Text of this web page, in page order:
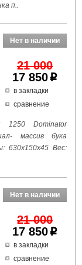
п..
21 000
17 850 p
в закладки
сравнение
1250 Dominator
массив бука
630x150x45 Вес:
21 000
17 850 p
в закладки
сравнение